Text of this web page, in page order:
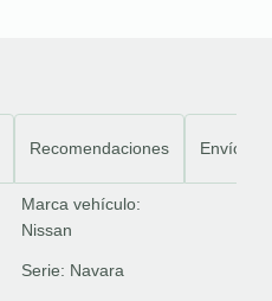
Recomendaciones Envíos
Marca vehículo:
Nissan
Serie: Navara